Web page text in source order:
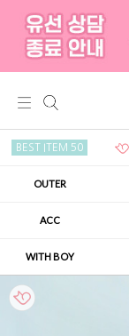
BEST ITEM 50
OUTER
ACC
WITH BOY